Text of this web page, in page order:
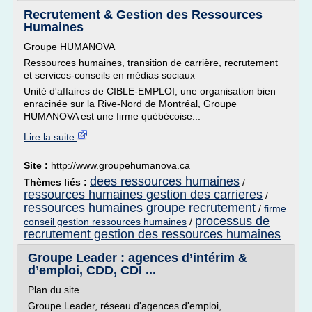
Recrutement & Gestion des Ressources
Humaines
Groupe HUMANOVA
Ressources humaines, transition de carrière, recrutement
et services-conseils en médias sociaux
Unité d'affaires de CIBLE-EMPLOI, une organisation bien
enracinée sur la Rive-Nord de Montréal, Groupe
HUMANOVA est une firme québécoise...
Lire la suite
Site : http://www.groupehumanova.ca
Thèmes liés : dees ressources humaines /
ressources humaines gestion des carrieres /
ressources humaines groupe recrutement / firme
conseil gestion ressources humaines / processus de
recrutement gestion des ressources humaines
Groupe Leader : agences d’intérim &
d’emploi, CDD, CDI ...
Plan du site
Groupe Leader, réseau d'agences d'emploi,